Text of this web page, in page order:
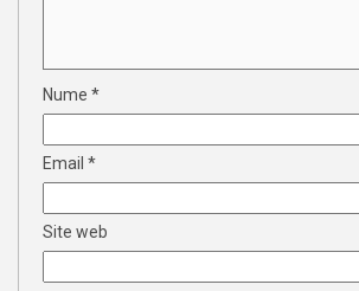
Nume *
Email *
Site web